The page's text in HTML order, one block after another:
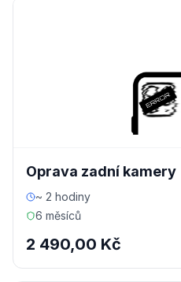
Oprava zadní kamery
~ 2 hodiny
6 měsíců
2 490,00 Kč